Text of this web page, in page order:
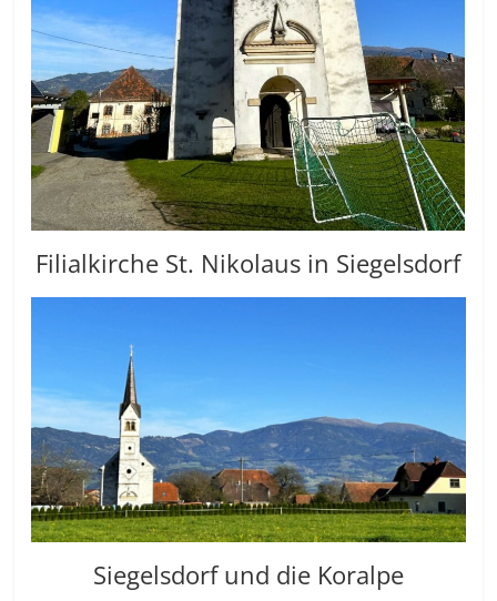
Filialkirche St. Nikolaus in Siegelsdorf
Siegelsdorf und die Koralpe